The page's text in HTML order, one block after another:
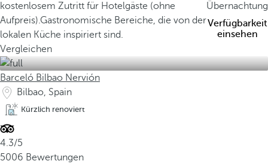
kostenlosem Zutritt für Hotelgäste (ohne
Aufpreis).Gastronomische Bereiche, die von der
lokalen Küche inspiriert sind.
Übernachtung
Verfügbarkeit
einsehen
Vergleichen
Barceló Bilbao Nervión
Bilbao, Spain
Kürzlich renoviert
4.3/5
5006 Bewertungen